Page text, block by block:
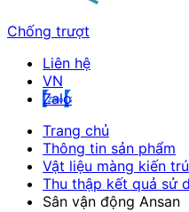
Chống trượt
Liên hệ
Zalo
Trang chủ
Thông tin sản phẩm
Vật liệu màng kiến
Thu thập kết quả sử
Sân vận động Ansan